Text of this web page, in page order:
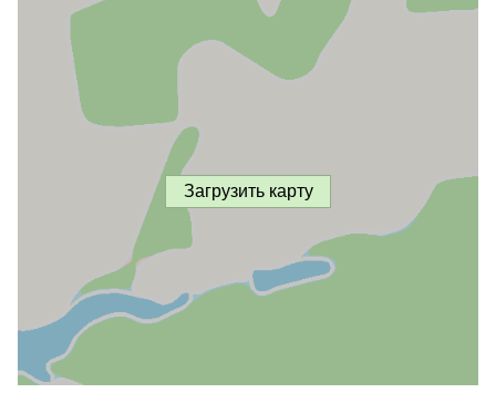
Загрузить карту